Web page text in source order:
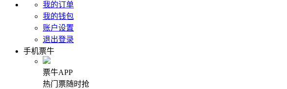
我的订单
我的钱包
账户设置
退出登录
手机票牛
票牛APP
热门票随时抢